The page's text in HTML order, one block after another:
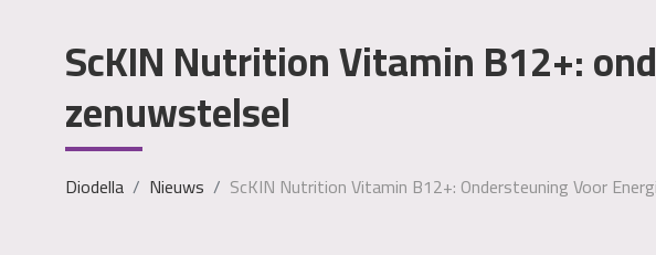
ScKIN Nutrition Vitamin B12+:
zenuwstelsel
Diodella Nieuws ScKIN Nutrition Vitamin B12+: Ondersteuning Voor